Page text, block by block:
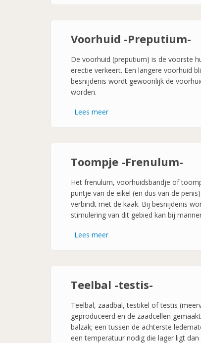
Voorhuid -Preputium-
De voorhuid (preputium) is de voorste
erectie verkeert. Een langere voorhuid
besnijdenis wordt gewoonlijk de
worden.
Lees meerover
Toompje -Frenulum-
Het frenulum, voorhuidsbandje of
puntje van de eikel (en dus van de
verbindt met de kaak. Bij besnijdenis
stimulering van dit gebied kan bij
Lees meerover
Teelbal -testis-
Teelbal, zaadbal, testikel of testis
geproduceerd en de zaadcellen
balzak; een tussen de achterste
een temperatuur nodig die lager ligt